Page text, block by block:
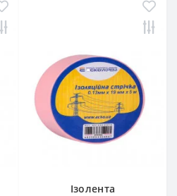
Ізолента